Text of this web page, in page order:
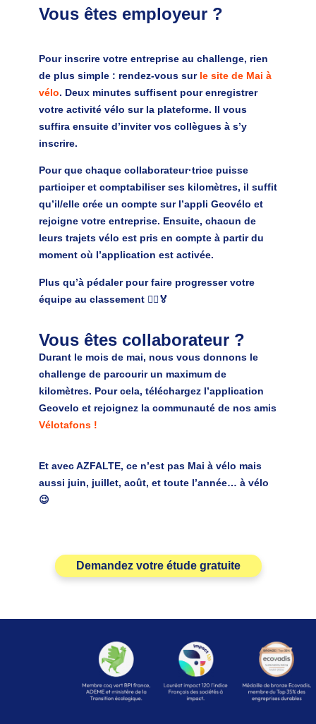
Vous êtes employeur ?
Pour inscrire votre entreprise au challenge, rien
de plus simple : rendez-vous sur le site de Mai à
vélo. Deux minutes suffisent pour enregistrer
votre activité vélo sur la plateforme. Il vous
suffira ensuite d’inviter vos collègues à s’y
inscrire.
Pour que chaque collaborateur·trice puisse
participer et comptabiliser ses kilomètres, il suffit
qu’il/elle crée un compte sur l’appli Geovélo et
rejoigne votre entreprise. Ensuite, chacun de
leurs trajets vélo est pris en compte à partir du
moment où l’application est activée.
Plus qu’à pédaler pour faire progresser votre
équipe au classement 🚴‍♂️🏅
Vous êtes collaborateur ?
Durant le mois de mai, nous vous donnons le
challenge de parcourir un maximum de
kilomètres. Pour cela, téléchargez l’application
Geovelo et rejoignez la communauté de nos amis
Vélotafons !
Et avec AZFALTE, ce n’est pas Mai à vélo mais
aussi juin, juillet, août, et toute l’année… à vélo
😉
Demandez votre étude gratuite